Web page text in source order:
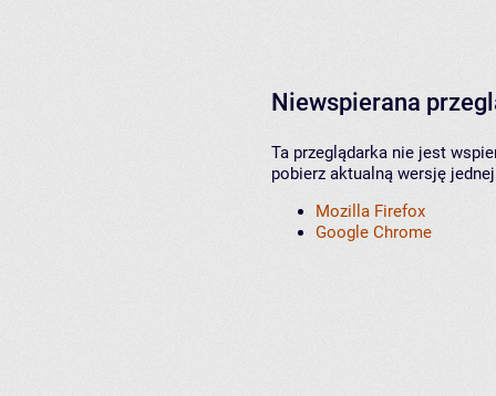
Niewspierana
Ta przeglądarka nie jest
pobierz aktualną wersję
Mozilla Firefox
Google Chrome